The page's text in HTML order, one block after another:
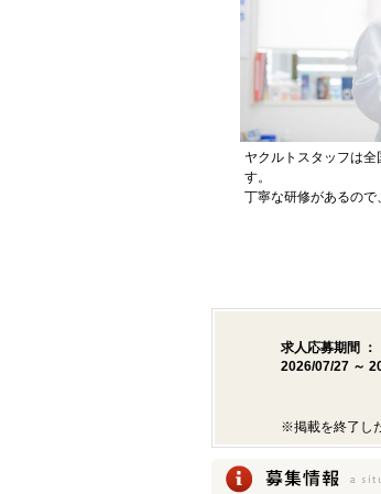
ヤクルトスタッフは
す。
丁寧な研修があるので
求人応募期間 ：
2026/07/27 ～
※掲載を終了し